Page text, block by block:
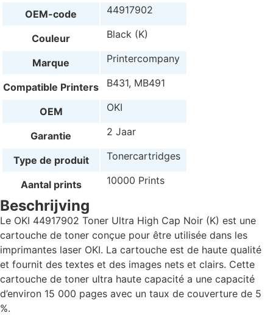
OEM-code 44917902
Couleur Black (K)
Marque Printercompany
Compatible Printers B431, MB491
OEM OKI
Garantie 2 Jaar
Type de produit Tonercartridges
Aantal prints 10000 Prints
Beschrijving
Le OKI 44917902 Toner Ultra High Cap Noir (K) est une
cartouche de toner conçue pour être utilisée dans les
imprimantes laser OKI. La cartouche est de haute qualité
et fournit des textes et des images nets et clairs. Cette
cartouche de toner ultra haute capacité a une capacité
d’environ 15 000 pages avec un taux de couverture de 5
%.